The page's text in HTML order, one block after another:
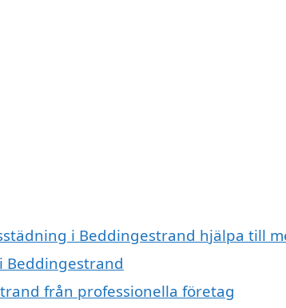
i Beddingestrand hjälpa till
Beddingestrand
från professionella företag